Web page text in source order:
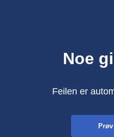
Noe
Feilen er